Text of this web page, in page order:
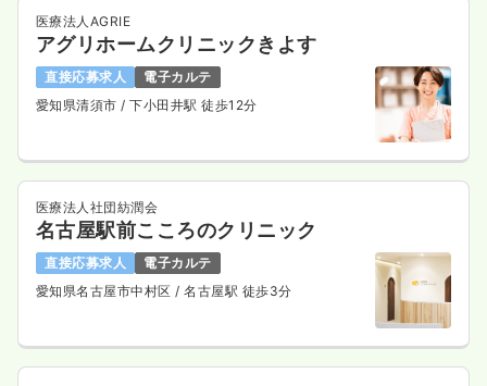
医療法人AGRIE
アグリホームクリニックきよす
直接応募求人
電子カルテ
愛知県清須市/ 下小田井駅 徒歩12分
医療法人社団紡潤会
名古屋駅前こころのクリニック
直接応募求人
電子カルテ
愛知県名古屋市中村区/ 名古屋駅 徒歩3分